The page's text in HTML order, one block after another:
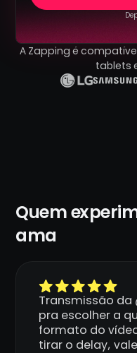
A Zapping é
tablets
Quem
ama
Transmissão da
pra escolher a
formato do
tirar o delay,